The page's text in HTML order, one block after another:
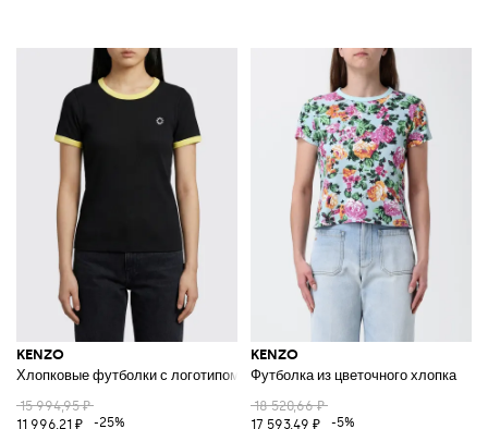
KENZO
Хлопковые футболки с логотипом
15 994,95 ₽
11 996,21 ₽
-25%
KENZO
Футболка из цветочного хлопка
18 520,66 ₽
17 593,49 ₽
-5%